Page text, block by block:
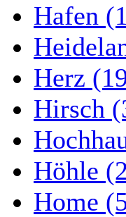
Hafen
Herz
Hirsch
Höhle
Home